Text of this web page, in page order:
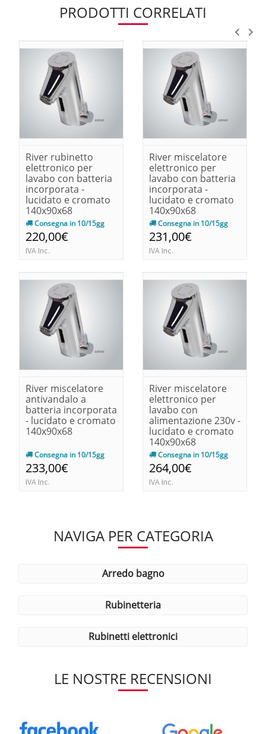
PRODOTTI CORRELATI
River rubinetto
elettronico per
lavabo con batteria
incorporata -
lucidato e cromato
140x90x68
Consegna in 10/15gg
220,00€
IVA Inc.
River miscelatore
elettronico per
lavabo con batteria
incorporata -
lucidato e cromato
140x90x68
Consegna in 10/15gg
231,00€
IVA Inc.
River miscelatore
antivandalo a
batteria incorporata
- lucidato e cromato
140x90x68
Consegna in 10/15gg
233,00€
IVA Inc.
River miscelatore
elettronico per
lavabo con
alimentazione 230v -
lucidato e cromato
140x90x68
Consegna in 10/15gg
264,00€
IVA Inc.
NAVIGA PER CATEGORIA
arredo bagno
rubinetteria
rubinetti elettronici
LE NOSTRE RECENSIONI